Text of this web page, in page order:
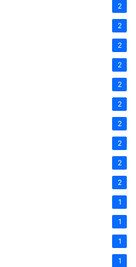
2
2
2
2
2
2
2
2
2
2
1
1
1
1